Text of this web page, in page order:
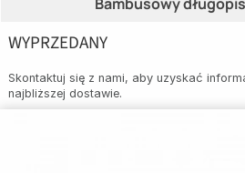
Bambusowy
WYPRZEDANY
Skontaktuj się z nami, aby uzyskać
najbliższej dostawie.